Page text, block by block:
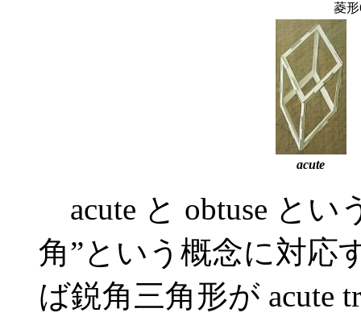
菱
acute
acute と obtuse とい
角”という概念に対応
ば鋭角三角形が acute